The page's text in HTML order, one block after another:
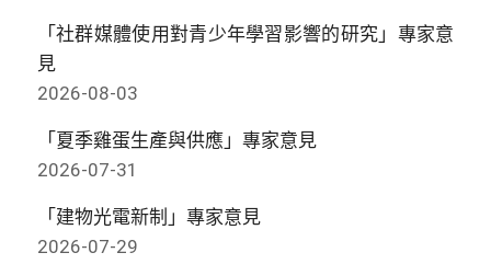
「社群媒體使用對青少年學習影響的研究」專家意
見
2026-08-03
「夏季雞蛋生產與供應」專家意見
2026-07-31
「建物光電新制」專家意見
2026-07-29